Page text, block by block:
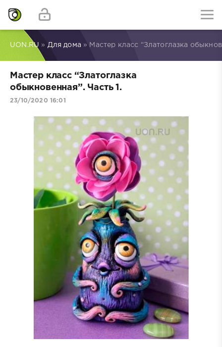
UON.RU » Для дома » Мастер класс “Златоглазка
Мастер класс “Златоглазка
обыкновенная”. Часть 1.
23/10/2020 16:01